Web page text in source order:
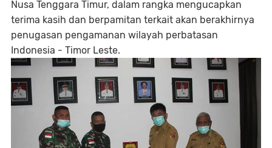
Nusa Tenggara Timur, dalam rangka mengucapkan
terima kasih dan berpamitan terkait akan berakhirnya
penugasan pengamanan wilayah perbatasan
Indonesia - Timor Leste.